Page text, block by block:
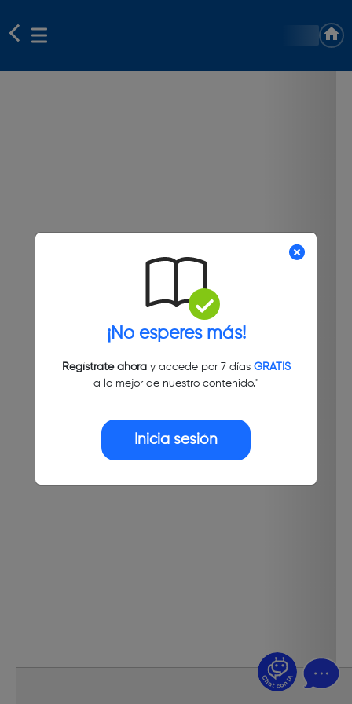
¡No esperes más!
Regístrate ahoray accede por 7 días GRATIS
a lo mejor de nuestro contenido."
Inicia sesión